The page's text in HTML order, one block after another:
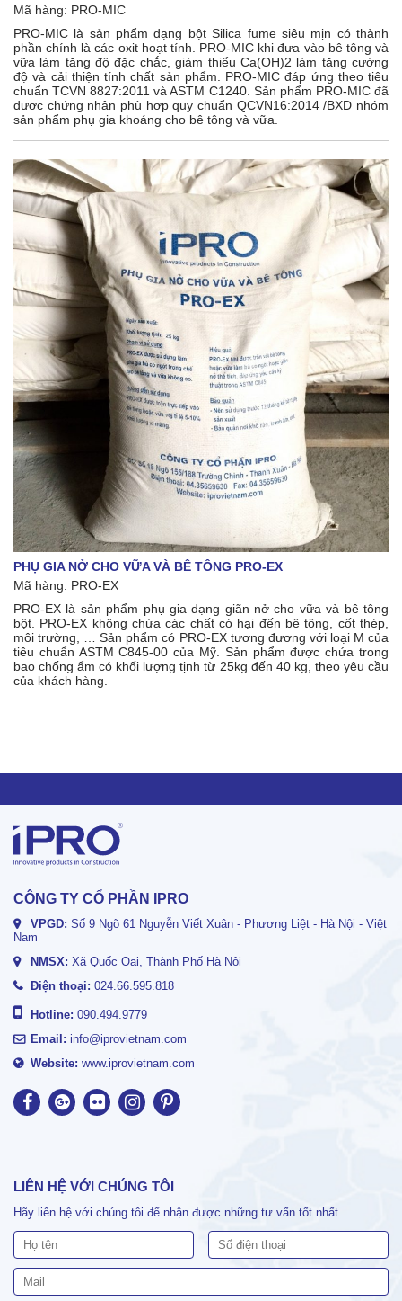
Mã hàng: PRO-MIC
PRO-MIC là sản phẩm dạng bột Silica fume siêu mịn có thành
phần chính là các oxit hoạt tính. PRO-MIC khi đưa vào bê tông và
vữa làm tăng độ đặc chắc, giảm thiểu Ca(OH)2 làm tăng cường
độ và cải thiện tính chất sản phẩm. PRO-MIC đáp ứng theo tiêu
chuẩn TCVN 8827:2011 và ASTM C1240. Sản phẩm PRO-MIC đã
được chứng nhận phù hợp quy chuẩn QCVN16:2014 /BXD nhóm
sản phẩm phụ gia khoáng cho bê tông và vữa.
PHỤ GIA NỞ CHO VỮA VÀ BÊ TÔNG PRO-EX
Mã hàng: PRO-EX
PRO-EX là sản phẩm phụ gia dạng giãn nở cho vữa và bê tông
bột. PRO-EX không chứa các chất có hại đến bê tông, cốt thép,
môi trường, … Sản phẩm có PRO-EX tương đương với loại M của
tiêu chuẩn ASTM C845-00 của Mỹ. Sản phẩm được chứa trong
bao chống ẩm có khối lượng tịnh từ 25kg đến 40 kg, theo yêu cầu
của khách hàng.
CÔNG TY CỔ PHẦN IPRO
VPGD: Số 9 Ngõ 61 Nguyễn Viết Xuân - Phương Liệt - Hà Nội - Việt
Nam
NMSX: Xã Quốc Oai, Thành Phố Hà Nội
Điện thoại: 024.66.595.818
Hotline: 090.494.9779
Email: info@iprovietnam.com
Website: www.iprovietnam.com
LIÊN HỆ VỚI CHÚNG TÔI
Hãy liên hệ với chúng tôi để nhận được những tư vấn tốt nhất